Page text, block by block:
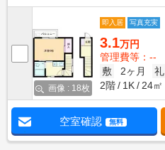
画像 : 18枚
即入居 写真充実
3.1万円
管理費等：--
敷
2ヶ月 礼
2階
1K 24㎡
空室確認 無料